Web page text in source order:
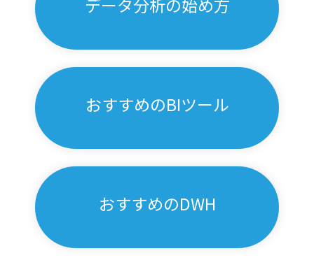
データ分析の始め方
おすすめのBIツール
おすすめのDWH